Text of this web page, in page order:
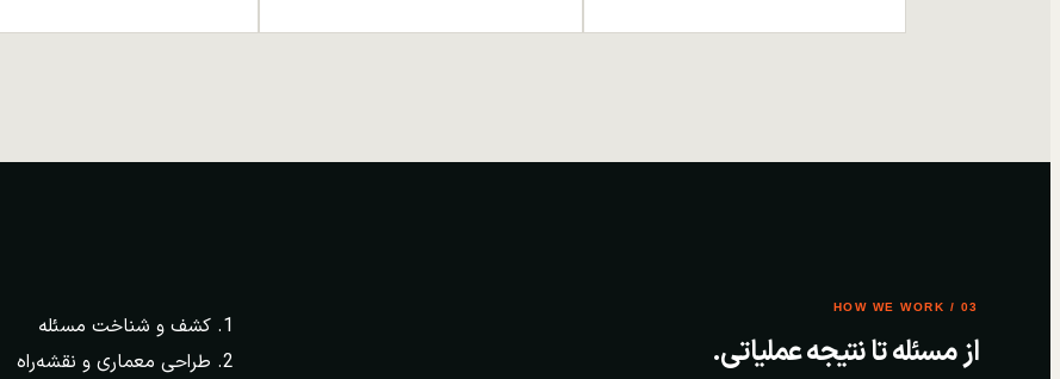
03 / HOW WE WORK
از مسئله تا نتیجه عملیاتی.
کشف و شناخت مسئله
طراحی معماری و نقشه‌راه